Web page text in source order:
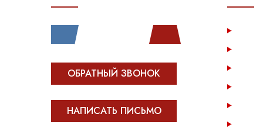
ОБРАТНЫЙ ЗВОНОК
НАПИСАТЬ ПИСЬМО